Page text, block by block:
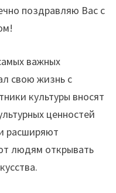
поздравляю Вас с
важных
свою жизнь с
культуры вносят
ценностей
расширяют
людям открывать